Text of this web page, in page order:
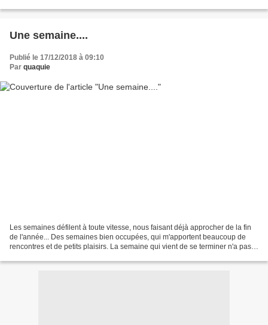
Une semaine....
Publié le 17/12/2018 à 09:10
Par quaquie
Les semaines défilent à toute vitesse, nous faisant déjà approcher de la fin
de l'année... Des semaines bien occupées, qui m'apportent beaucoup de
rencontres et de petits plaisirs. La semaine qui vient de se terminer n'a pas